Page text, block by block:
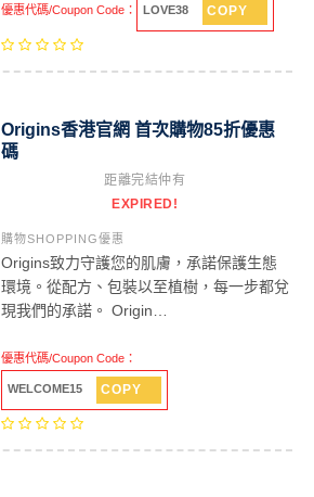
優惠代碼/Coupon Code： LOVE38 COPY
Origins香港官網 首次購物85折優惠
碼
距離完結仲有
EXPIRED!
購物SHOPPING優惠
Origins致力守護您的肌膚，承諾保護生態
環境。從配方、包裝以至植樹，每一步都兌
現我們的承諾。 Origin…
優惠代碼/Coupon Code：
WELCOME15 COPY